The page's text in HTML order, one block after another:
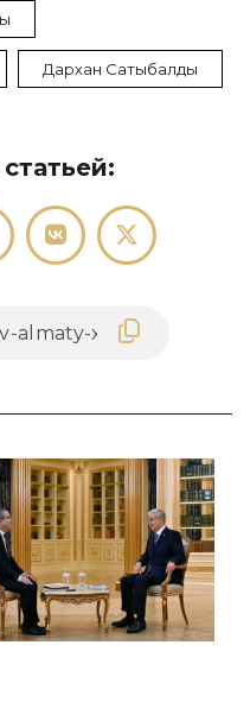
Дархан Сатыбалды